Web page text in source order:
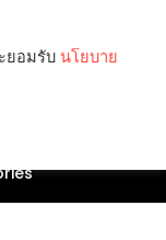
ยอมรับ นโยบาย